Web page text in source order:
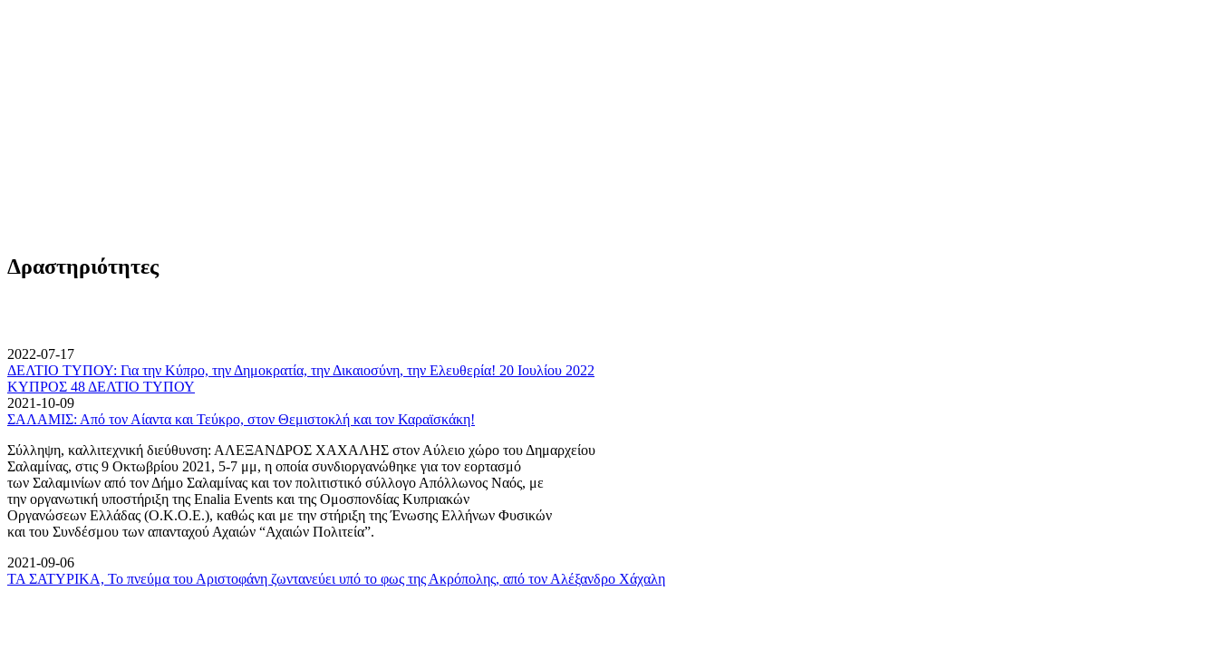
Δραστηριότητες
2022-07-17
ΔΕΛΤΙΟ ΤΥΠΟΥ: Για την Κύπρο, την Δημοκρατία, την Δικαιοσύνη, την Ελευθερία! 20 Ιουλίου 2022
ΚΥΠΡΟΣ 48 ΔΕΛΤΙΟ ΤΥΠΟΥ
2021-10-09
ΣΑΛΑΜΙΣ: Από τον Αίαντα και Τεύκρο, στον Θεμιστοκλή και τον Καραϊσκάκη!
Σύλληψη, καλλιτεχνική διεύθυνση: ΑΛΕΞΑΝΔΡΟΣ ΧΑΧΑΛΗΣ στον Αύλειο χώρο του Δημαρχείου
Σαλαμίνας, στις 9 Οκτωβρίου 2021, 5-7 μμ, η οποία συνδιοργανώθηκε για τον εορτασμό
των Σαλαμινίων από τον Δήμο Σαλαμίνας και τον πολιτιστικό σύλλογο Απόλλωνος Ναός, με
την οργανωτική υποστήριξη της Enalia Events και της Ομοσπονδίας Κυπριακών
Οργανώσεων Ελλάδας (Ο.Κ.Ο.Ε.), καθώς και με την στήριξη της Ένωσης Ελλήνων Φυσικών
και του Συνδέσμου των απανταχού Αχαιών “Αχαιών Πολιτεία”.
2021-09-06
ΤΑ ΣΑΤΥΡΙΚΑ, Το πνεύμα του Αριστοφάνη ζωντανεύει υπό το φως της Ακρόπολης, από τον Αλέξανδρο Χάχαλη